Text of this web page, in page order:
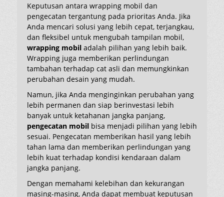
Keputusan antara wrapping mobil dan
pengecatan tergantung pada prioritas Anda. Jika
Anda mencari solusi yang lebih cepat, terjangkau,
dan fleksibel untuk mengubah tampilan mobil,
wrapping mobil adalah pilihan yang lebih baik.
Wrapping juga memberikan perlindungan
tambahan terhadap cat asli dan memungkinkan
perubahan desain yang mudah.
Namun, jika Anda menginginkan perubahan yang
lebih permanen dan siap berinvestasi lebih
banyak untuk ketahanan jangka panjang,
pengecatan mobil bisa menjadi pilihan yang lebih
sesuai. Pengecatan memberikan hasil yang lebih
tahan lama dan memberikan perlindungan yang
lebih kuat terhadap kondisi kendaraan dalam
jangka panjang.
Dengan memahami kelebihan dan kekurangan
masing-masing, Anda dapat membuat keputusan